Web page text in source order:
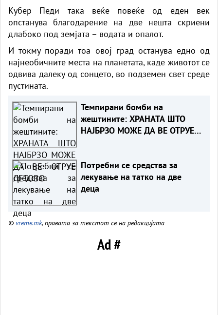
Кубер Педи така веќе повеќе од еден век
опстанува благодарение на две нешта скриени
длабоко под земјата – водата и опалот.
И токму поради тоа овој град останува едно од
најнеобичните места на планетата, каде животот се
одвива далеку од сонцето, во подземен свет среде
пустината.
Темпирани бомби на
жештините: ХРАНАТА ШТО
НАЈБРЗО МОЖЕ ДА ВЕ ОТРУЕ
Потребни се средства за
лекување на татко на две
деца
© vreme.mk, правата за текстот се на редакцијата
Ad #